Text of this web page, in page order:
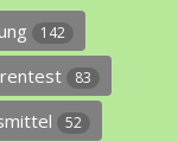
142
83
52